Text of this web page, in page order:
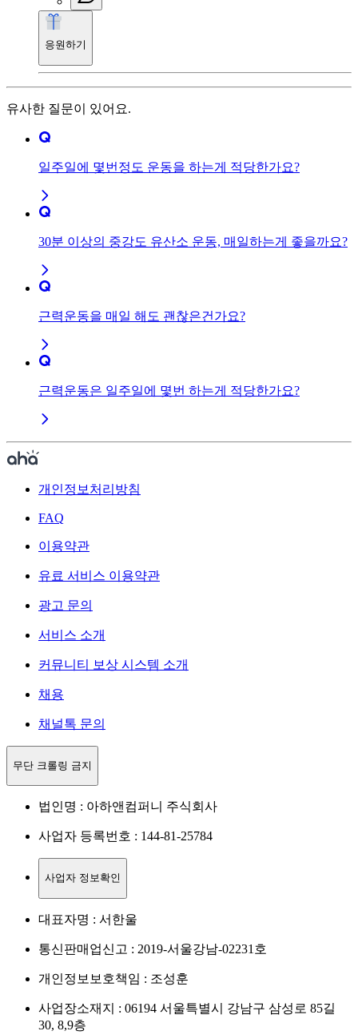
응원하기
유사한 질문이 있어요.
일주일에 몇번정도 운동을 하는게 적당한가요?
30분 이상의 중강도 유산소 운동, 매일하는게 좋을까요?
근력운동을 매일 해도 괜찮은건가요?
근력운동은 일주일에 몇번 하는게 적당한가요?
개인정보처리방침
FAQ
이용약관
유료 서비스 이용약관
광고 문의
서비스 소개
커뮤니티 보상 시스템 소개
채용
채널톡 문의
무단 크롤링 금지
법인명 : 아하앤컴퍼니 주식회사
사업자 등록번호 : 144-81-25784
사업자 정보확인
대표자명 : 서한울
통신판매업신고 : 2019-서울강남-02231호
개인정보보호책임 : 조성훈
사업장소재지 : 06194 서울특별시 강남구 삼성로 85길
30, 8,9층